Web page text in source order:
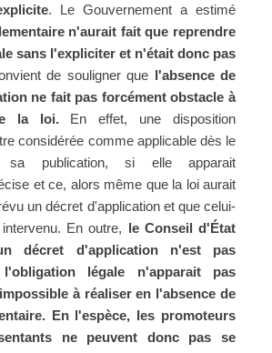
. Le Gouvernement a estimé
n'aurait fait que reprendre
sans l'expliciter et n'était donc pas
de souligner que l'absence de
ne fait pas forcément obstacle à
la loi.En effet, une disposition
considérée comme applicable dès le
sa publication, si elle apparait
et ce, alors même que la loi aurait
un décret d'application et que celui-
En outre, le Conseil d'État
décret d'application n'est pas
légale n'apparait pas
à réaliser en l'absence de
En l'espèce, les promoteurs
ne peuvent donc pas se